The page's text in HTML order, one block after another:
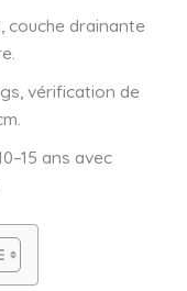
couche drainante
vérification de
ans avec